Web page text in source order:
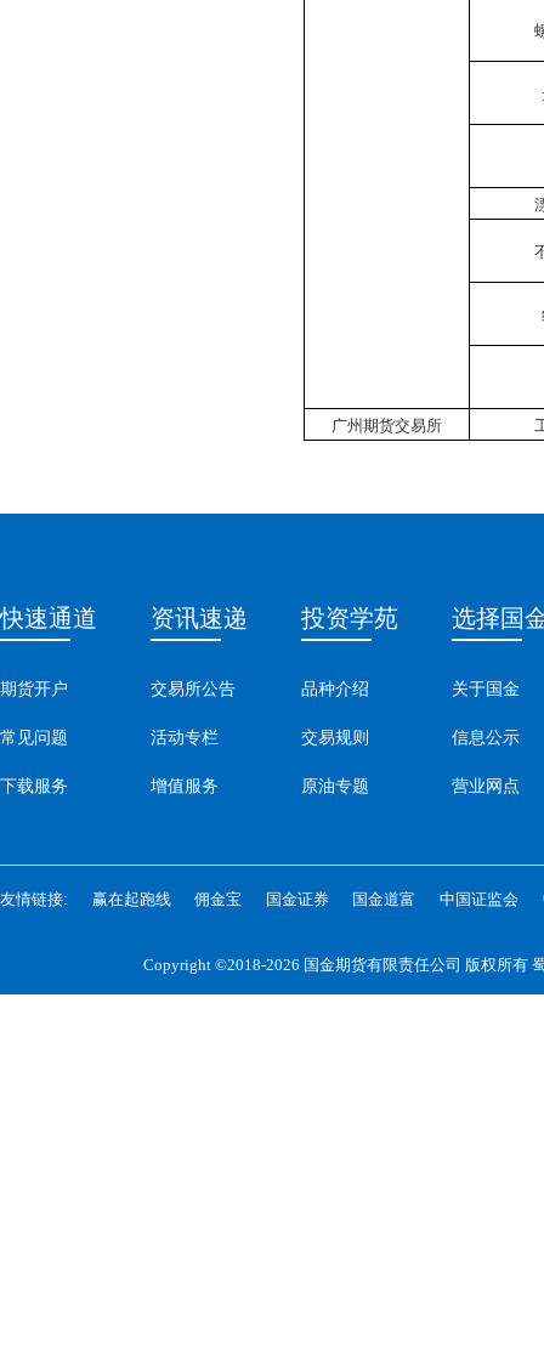
广州期货交易所
快速通道
期货开户
常见问题
下载服务
资讯速递
交易所公告
活动专栏
增值服务
投资学苑
品种介绍
交易规则
原油专题
选择国
关于国金
信息公示
营业网点
友情链接: 赢在起跑线 佣金宝 国金证券 国金道富 中国证监会
Copyright ©2018-2026 国金期货有限责任公司 版权所有